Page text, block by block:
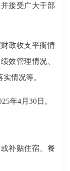
接受广大干部
政收支平衡情
效管理情况、
情况等。
年4月30日。
补贴住宿、餐